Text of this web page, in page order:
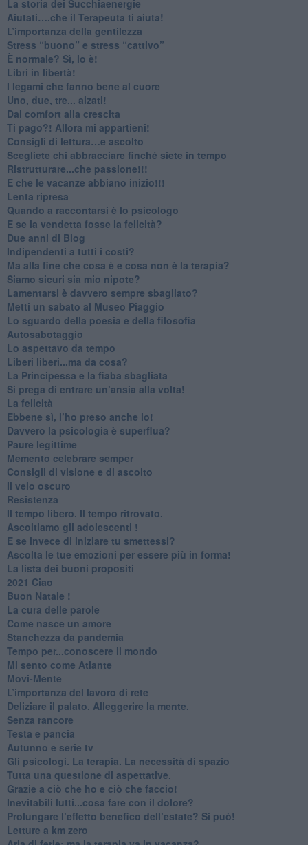
​La storia dei Succhiaenergie
​Aiutati….che il Terapeuta ti aiuta!
​L’importanza della gentilezza
​Stress “buono” e stress “cattivo”
​È normale? Sì, lo è!
​Libri in libertà!
​I legami che fanno bene al cuore
Uno, due, tre... alzati!​
​Dal comfort alla crescita
​Ti pago?! Allora mi appartieni!​
​Consigli di lettura…e ascolto
​Scegliete chi abbracciare finché siete in tempo
​Ristrutturare...che passione!!!
​E che le vacanze abbiano inizio!!!
​Lenta ripresa
​Quando a raccontarsi è lo psicologo
​E se la vendetta fosse la felicità?
​Due anni di Blog
​Indipendenti a tutti i costi?
​Ma alla fine che cosa è e cosa non è la terapia?
​Siamo sicuri sia mio nipote?
​Lamentarsi è davvero sempre sbagliato?
​Metti un sabato al Museo Piaggio
​Lo sguardo della poesia e della filosofia
Autosabotaggio
​Lo aspettavo da tempo
​Liberi liberi...ma da cosa?
​La Principessa e la fiaba sbagliata
Si prega di entrare un’ansia alla volta!
​La felicità
​Ebbene sì, l’ho preso anche io!
​Davvero la psicologia è superflua?
Paure legittime
​Memento celebrare semper
​Consigli di visione e di ascolto
​Il velo oscuro
Resistenza
​Il tempo libero. Il tempo ritrovato.
Ascoltiamo gli adolescenti !
​E se invece di iniziare tu smettessi?
​Ascolta le tue emozioni per essere più in forma!
​La lista dei buoni propositi
2021 Ciao
Buon Natale !
​La cura delle parole
​Come nasce un amore
Stanchezza da pandemia
​Tempo per...conoscere il mondo
​Mi sento come Atlante
​Movi-Mente
​L’importanza del lavoro di rete
​Deliziare il palato. Alleggerire la mente.
​Senza rancore
​Testa e pancia
​Autunno e serie tv
​Gli psicologi. La terapia. La necessità di spazio
​Tutta una questione di aspettative.
​Grazie a ciò che ho e ciò che faccio!
​Inevitabili lutti...cosa fare con il dolore?
Prolungare l’effetto benefico dell’estate? Si può!
​Letture a km zero